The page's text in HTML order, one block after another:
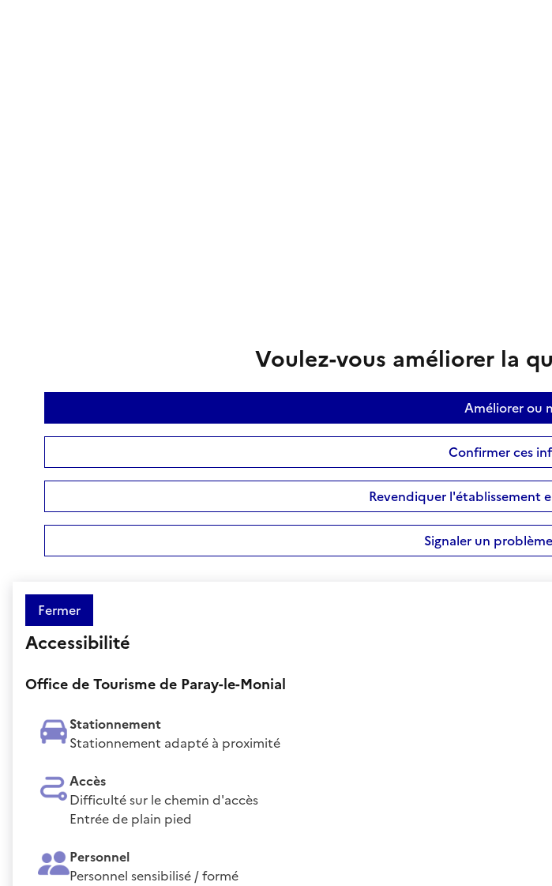
Voulez-vous améliorer la
Améliorer ou
Confirmer ces
Revendiquer l'établissement
Signaler un
Fermer
Accessibilité
Office de Tourisme de Paray-le-Monial
Stationnement
Stationnement adapté à proximité
Accès
Difficulté sur le chemin d'accès
Entrée de plain pied
Personnel
Personnel sensibilisé / formé